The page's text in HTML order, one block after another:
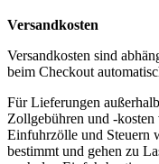
Versandkosten
Versandkosten sind
beim Checkout
Für Lieferungen
Zollgebühren und -
Einfuhrzölle und Steuern
bestimmt und gehen zu